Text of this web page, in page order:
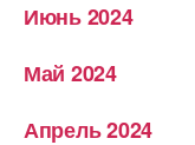
Июнь 2024
Май 2024
Апрель 2024